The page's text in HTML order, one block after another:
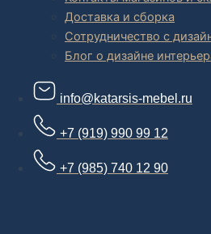
Доставка и сборка
Сотрудничество с
Блог о дизайне
info@katarsis-mebel.ru
+7 (919) 990 99 12
+7 (985) 740 12 90